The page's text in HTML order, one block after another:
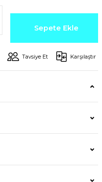
Sepete Ekle
Tavsiye Et Karşılaştır